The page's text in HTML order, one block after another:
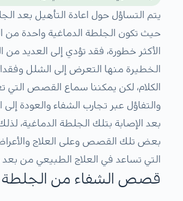
يتم التساؤل حول اعادة التأهيل بعد
حيث تكون الجلطة الدماغية واحدة من
الأكثر خطورة، فقد تؤدي إلى العديد
الخطيرة منها التعرض إلى الشلل
الكلام، لكن يمكننا سماع القصص التي
والتفاؤل عبر تجارب الشفاء والعودة إلى
بعد الإصابة بتلك الجلطة الدماغية،
بعض تلك القصص وعلى العلاج
التي تساعد في العلاج الطبيعي من
قصص الشفاء من الجلطة